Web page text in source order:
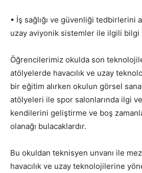
• İş sağlığı ve güvenliği tedbirlerini
uzay aviyonik sistemler ile ilgili bilgi
Öğrencilerimiz okulda son
atölyelerde havacılık ve uzay
bir eğitim alırken okulun görsel
atölyeleri ile spor salonlarında ilgi
kendilerini geliştirme ve boş
olanağı bulacaklardır.
Bu okuldan teknisyen unvanı ile
havacılık ve uzay teknolojilerine